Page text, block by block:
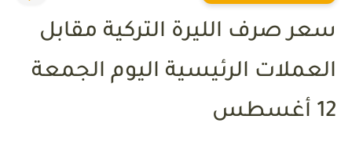
سعر صرف الليرة التركية مقابل
العملات الرئيسية اليوم الجمعة
12 أغسطس